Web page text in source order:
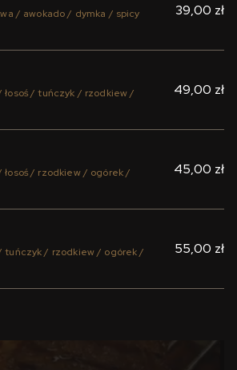
/ awokado / dymka / spicy
39,00 zł
/ tuńczyk / rzodkiew /
49,00 zł
/ rzodkiew / ogórek /
45,00 zł
tuńczyk / rzodkiew / ogórek /
55,00 zł